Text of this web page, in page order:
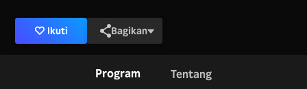
Ikuti Bagikan
Program Tentang